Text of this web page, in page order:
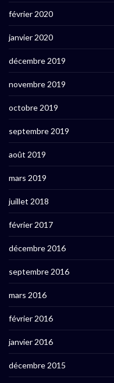
février 2020
janvier 2020
décembre 2019
novembre 2019
octobre 2019
septembre 2019
août 2019
mars 2019
juillet 2018
février 2017
décembre 2016
septembre 2016
mars 2016
février 2016
janvier 2016
décembre 2015